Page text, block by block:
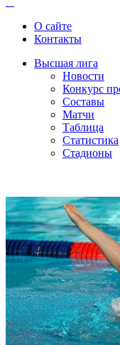
О сайте
Контакты
Высшая лига
Новости
Конкурс
Составы
Матчи
Таблица
Статистика
Стадионы